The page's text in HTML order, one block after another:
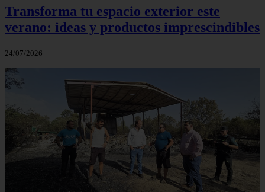
Transforma tu espacio exterior este
verano: ideas y productos imprescindibles
24/07/2026